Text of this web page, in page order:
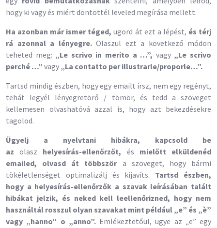
hogy ki vagy és miért döntöttél leveled megírása mellett.
Ha azonban már ismer téged,ugord át ezt a lépést, és térj
rá azonnal a lényegre. Olaszul ezt a következő módon
teheted meg: „Le scrivo in merito a …”, vagy „Le scrivo
perché …” vagy „La contatto per illustrarle/proporle…”.
Tartsd mindig észben, hogy egy emailt írsz, nem egy regényt,
tehát legyél lényegretörő / tömör, és tedd a szöveget
kellemesen olvashatóvá azzal is, hogy azt bekezdésekre
tagolod.
Ügyelj a nyelvtani hibákra, kapcsold be
azolasz helyesírás-ellenőrzőt, és mielőtt elküldenéd
emailed, olvasd át többször a szöveget, hogy bármi
tökéletlenséget optimalizálj és kijavíts. Tartsd észben,
hogy a helyesírás-ellenőrzők a szavak leírásában talált
hibákat jelzik, és neked kell leellenőrizned, hogy nem
használtál rosszul olyan szavakat mint például „e” és „è”
vagy „hanno” o „anno”. Emlékeztetőül, ugye az „e” egy